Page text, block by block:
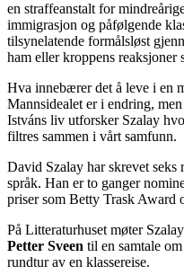
en straffeanstalt for
immigrasjon og påfølgende
tilsynelatende formålsløst
ham eller kroppens reaksjoner
Hva innebærer det å leve i en
Mannsidealet er i endring,
Istváns liv utforsker Szalay
filtres sammen i vårt samfunn.
David Szalay har skrevet seks
språk. Han er to ganger
priser som Betty Trask Award
På Litteraturhuset møter
Petter Sveen til en samtale
rundtur av en klassereise.